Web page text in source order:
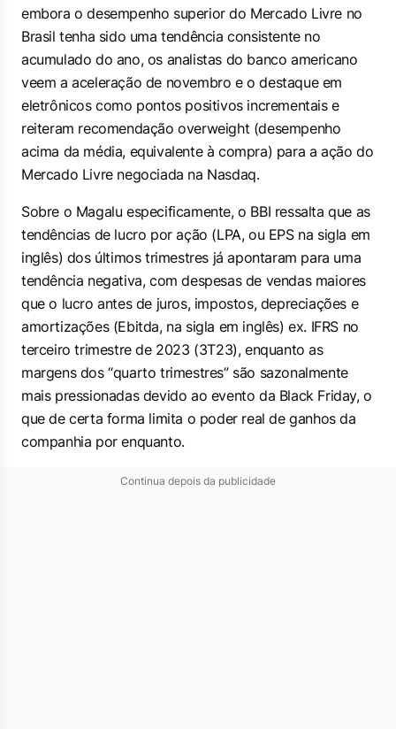
embora o desempenho superior do Mercado Livre no
Brasil tenha sido uma tendência consistente no
acumulado do ano, os analistas do banco americano
veem a aceleração de novembro e o destaque em
eletrônicos como pontos positivos incrementais e
reiteram recomendação overweight (desempenho
acima da média, equivalente à compra) para a ação do
Mercado Livre negociada na Nasdaq.
Sobre o Magalu especificamente, o BBI ressalta que as
tendências de lucro por ação (LPA, ou EPS na sigla em
inglês) dos últimos trimestres já apontaram para uma
tendência negativa, com despesas de vendas maiores
que o lucro antes de juros, impostos, depreciações e
amortizações (Ebitda, na sigla em inglês) ex. IFRS no
terceiro trimestre de 2023 (3T23), enquanto as
margens dos “quarto trimestres” são sazonalmente
mais pressionadas devido ao evento da Black Friday, o
que de certa forma limita o poder real de ganhos da
companhia por enquanto.
Continua depois da publicidade